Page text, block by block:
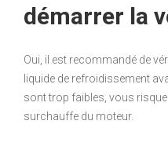
démarrer la
Oui, il est recommandé de
liquide de refroidissement
sont trop faibles, vous
surchauffe du moteur.